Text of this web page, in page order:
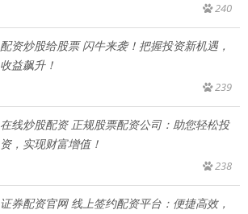
240
配资炒股给股票 闪牛来袭！把握投资新机遇，
收益飙升！
239
在线炒股配资 正规股票配资公司：助您轻松投
资，实现财富增值！
238
证券配资官网 线上签约配资平台：便捷高效，